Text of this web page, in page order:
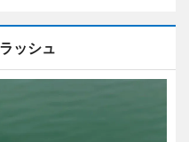
ッシュ